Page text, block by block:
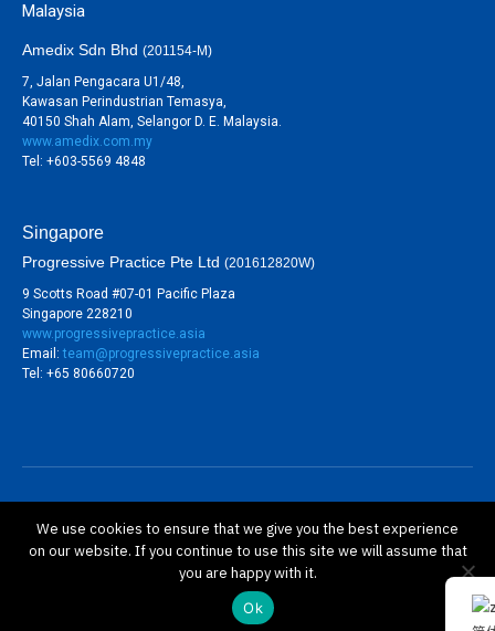
Malaysia
Amedix Sdn Bhd (201154-M)
7, Jalan Pengacara U1/48,
Kawasan Perindustrian Temasya,
40150 Shah Alam, Selangor D. E. Malaysia.
www.amedix.com.my
Tel: +603-5569 4848
Singapore
Progressive Practice Pte Ltd (201612820W)
9 Scotts Road #07-01 Pacific Plaza
Singapore 228210
www.progressivepractice.asia
Email:team@progressivepractice.asia
Tel: +65 80660720
reserved.
We use cookies to ensure that we give you the best experience
on our website. If you continue to use this site we will assume that
you are happy with it.
Ok